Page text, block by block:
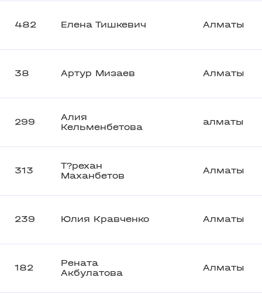
482 Елена Тишкевич Алматы
38 Артур Мизаев Алматы
299
Алия
Кельменбетова
алматы
313
Т?рехан
Маханбетов
Алматы
239 Юлия Кравченко Алматы
182
Рената
Акбулатова
Алматы